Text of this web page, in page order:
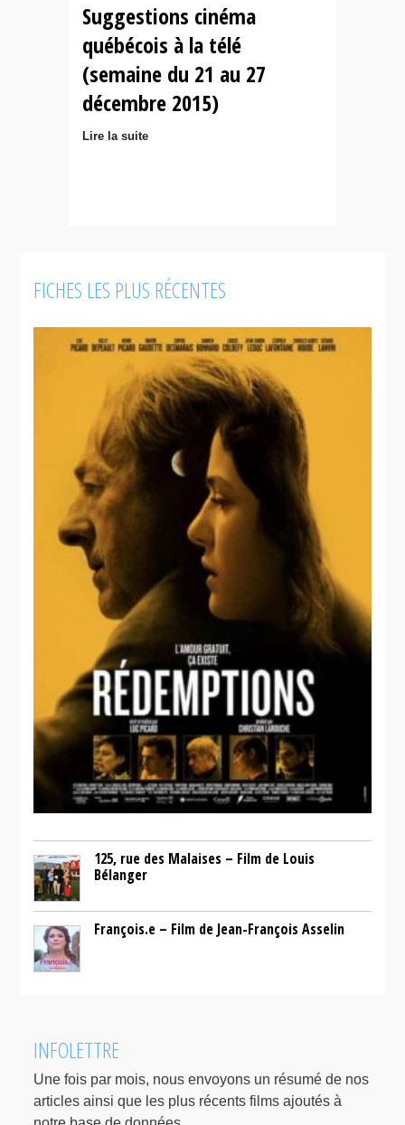
Suggestions cinéma
québécois à la télé
(semaine du 21 au 27
décembre 2015)
Lire la suite
FICHES LES PLUS RÉCENTES
125, rue des Malaises – Film de Louis
Bélanger
François.e – Film de Jean-François Asselin
INFOLETTRE
Une fois par mois, nous envoyons un résumé de nos
articles ainsi que les plus récents films ajoutés à